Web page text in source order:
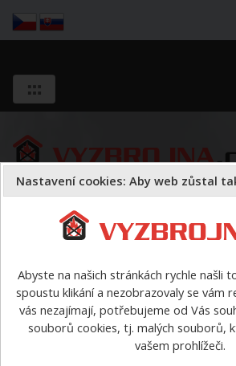
a majetek druhých.
Oděvy kukly, spodní prádlo,
THERMO COOLMAX do zásahové obuvi -
Abyste na našich stránkách rychle našli
spoustu klikání a nezobrazovaly se vám
vás nezajímají, potřebujeme od Vás
souborů cookies, tj. malých souborů,
vašem prohlížeči.